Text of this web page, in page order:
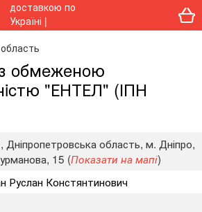
oбмeжeнoю
"ЕНТЕЛ" (ІПН
Дніпропетровська область, м. Дніпро,
15 (Показати на мапі)
Руслан Констянтинович